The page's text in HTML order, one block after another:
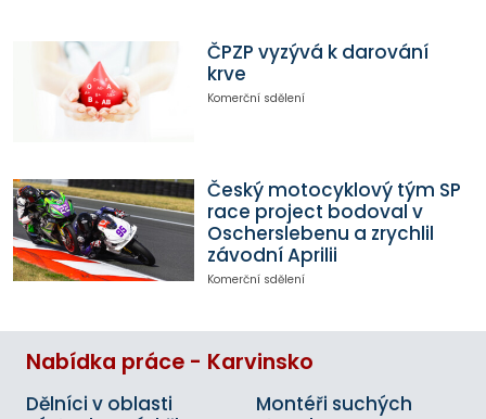
ČPZP vyzývá k darování
krve
Komerční sdělení
Český motocyklový tým SP
race project bodoval v
Oscherslebenu a zrychlil
závodní Aprilii
Komerční sdělení
Nabídka práce - Karvinsko
Dělníci v oblasti
Montéři suchých